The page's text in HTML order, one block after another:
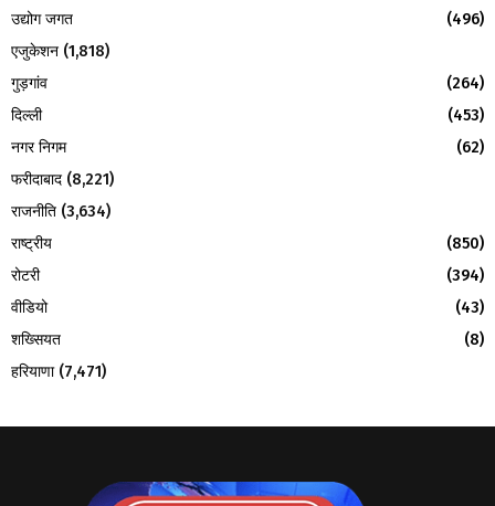
उद्योग जगत
(496)
एजुकेशन (1,818)
गुड़गांव
(264)
दिल्ली
(453)
नगर निगम
(62)
फरीदाबाद (8,221)
राजनीति (3,634)
राष्ट्रीय
(850)
रोटरी
(394)
वीडियो
(43)
शख्सियत
(8)
हरियाणा(7,471)